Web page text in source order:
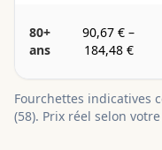
80+
ans
90,67 € –
184,48 €
Fourchettes indicatives
(58). Prix réel selon